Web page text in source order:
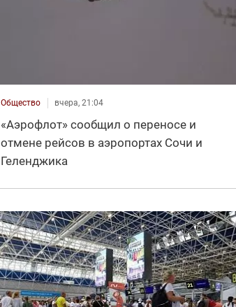
Общество вчера, 21:04
«Аэрофлот» сообщил о переносе и
отмене рейсов в аэропортах Сочи и
Геленджика